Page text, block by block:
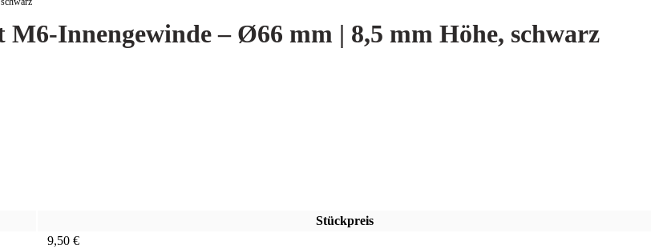
Innengewinde – Ø66 mm | 8,5 mm Höhe, schwarz
Stückpreis
9,50 €